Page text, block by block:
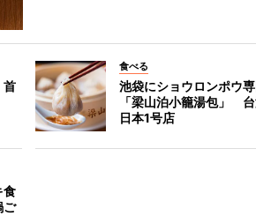
食べる
池袋にショウロンポウ
「梁山泊小籠湯包」
日本1号店
食